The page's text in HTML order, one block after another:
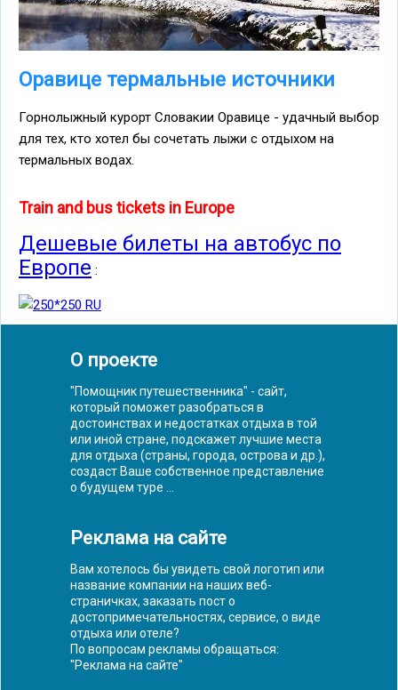
Оравице термальные источники
Горнолыжный курорт Словакии Оравице - удачный выбор
для тех, кто хотел бы сочетать лыжи с отдыхом на
термальных водах.
Train and bus tickets in Europe
Дешевые билеты на автобус по
Европе :
О проекте
"Помощник путешественника" - сайт,
который поможет разобраться в
достоинствах и недостатках отдыха в той
или иной стране, подскажет лучшие места
для отдыха (страны, города, острова и др.),
создаст Ваше собственное представление
о будущем туре ...
Реклама на сайте
Вам хотелось бы увидеть свой логотип или
название компании на наших веб-
страничках, заказать пост о
достопримечательностях, сервисе, о виде
отдыха или отеле?
По вопросам рекламы обращаться:
"Реклама на сайте"